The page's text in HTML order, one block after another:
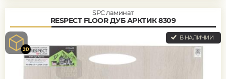
SPC ламинат
RESPECT FLOOR ДУБ АРКТИК 8309
В НАЛИЧИИ